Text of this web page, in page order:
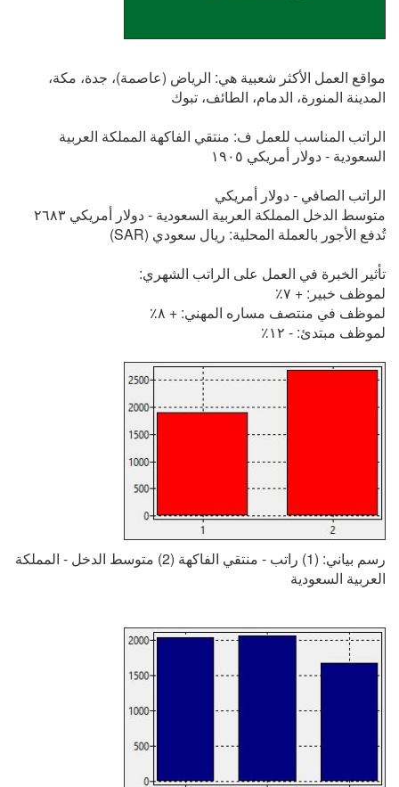
مواقع العمل الأكثر شعبية هي: الرياض (عاصمة)، جدة، مكة،
المدينة المنورة، الدمام، الطائف، تبوك
الراتب المناسب للعمل ف: منتقي الفاكهة المملكة العربية
السعودية - دولار أمريكي ١٩٠٥
الراتب الصافي - دولار أمريكي
متوسط الدخل المملكة العربية السعودية - دولار أمريكي ٢٦٨٣
تُدفع الأجور بالعملة المحلية: ريال سعودي (SAR)
تأثير الخبرة في العمل على الراتب الشهري:
لموظف خبير: + ٧٪
لموظف في منتصف مساره المهني: + ٨٪
لموظف مبتدئ: - ١٢٪
رسم بياني: (1) راتب - منتقي الفاكهة (2) متوسط الدخل - المملكة
العربية السعودية